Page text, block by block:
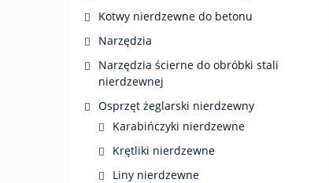
Kotwy nierdzewne do betonu
Narzędzia
Narzędzia ścierne do obróbki stali
nierdzewnej
Osprzęt żeglarski nierdzewny
Karabińczyki nierdzewne
Krętliki nierdzewne
Liny nierdzewne